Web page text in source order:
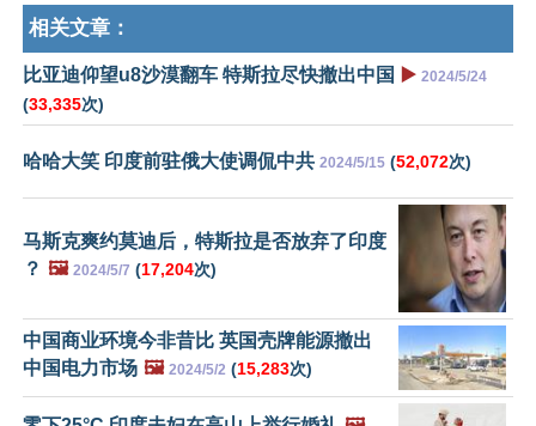
相关文章：
比亚迪仰望u8沙漠翻车 特斯拉尽快撤出中国 ▶️ 2024/5/24
(33,335次)
哈哈大笑 印度前驻俄大使调侃中共 2024/5/15 (52,072次)
马斯克爽约莫迪后，特斯拉是否放弃了印度
？ 🖼️ 2024/5/7 (17,204次)
中国商业环境今非昔比 英国壳牌能源撤出
中国电力市场 🖼️ 2024/5/2 (15,283次)